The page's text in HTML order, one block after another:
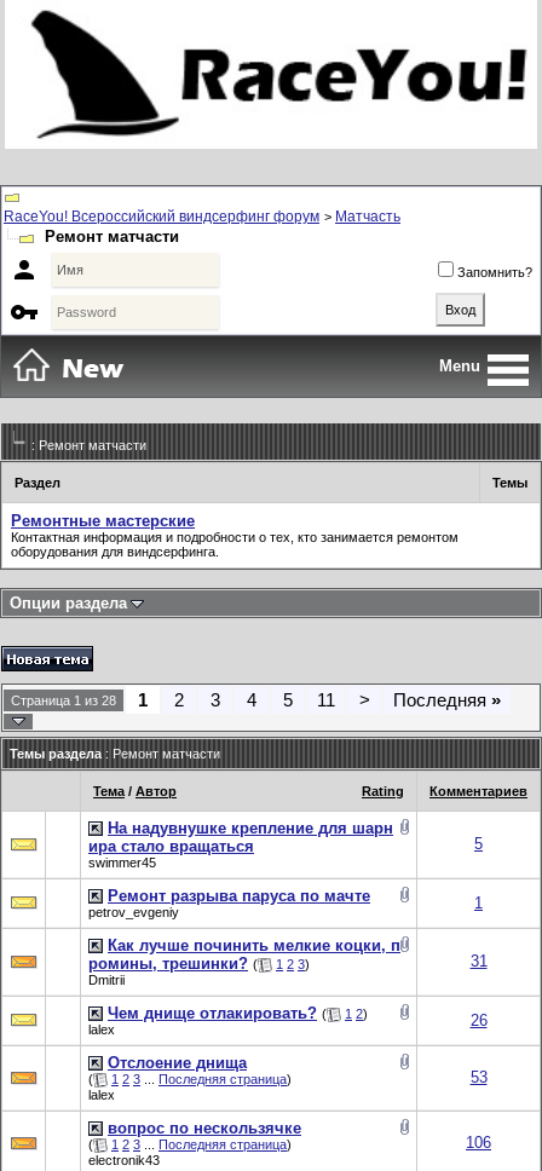
RaceYou! Всероссийский виндсерфинг форум > Матчасть
Ремонт матчасти
 Запомнить?

Menu
: Ремонт матчасти
Раздел Темы
Ремонтные мастерские
Контактная информация и подробности о тех, кто занимается ремонтом
оборудования для виндсерфинга.
Опции раздела
Страница 1 из 28 1 2 3 4 5 11 > Последняя »
Темы раздела : Ремонт матчасти
Rating
Тема / Автор Комментариев
На надувнушке крепление для шарн
ира стало вращаться
swimmer45
5
Ремонт разрыва паруса по мачте
petrov_evgeniy 1
Как лучше починить мелкие коцки, п
ромины, трешинки? ( 1 2 3)
Dmitrii
31
Чем днище отлакировать? ( 1 2)
lalex
26
Отслоение днища
( 1 2 3 Последняя страница)
lalex
53
вопрос по нескользячке
( 1 2 3 Последняя страница)
electronik43
106